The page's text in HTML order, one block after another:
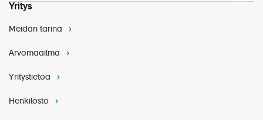
Yritys
Meidän tarina
Arvomaailma
Yritystietoa
Henkilöstö